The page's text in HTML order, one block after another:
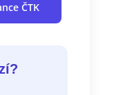
ČTK